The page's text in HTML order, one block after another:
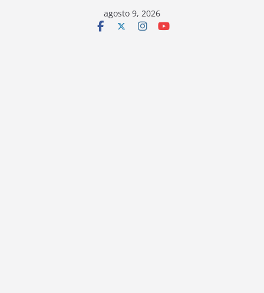
agosto 9, 2026